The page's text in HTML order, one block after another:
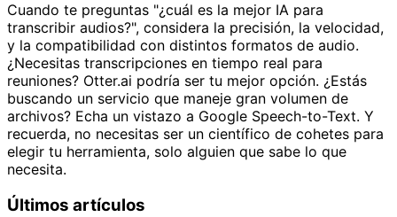
Cuando te preguntas "¿cuál es la mejor IA para
transcribir audios?", considera la precisión, la velocidad,
y la compatibilidad con distintos formatos de audio.
¿Necesitas transcripciones en tiempo real para
reuniones? Otter.ai podría ser tu mejor opción. ¿Estás
buscando un servicio que maneje gran volumen de
archivos? Echa un vistazo a Google Speech-to-Text. Y
recuerda, no necesitas ser un científico de cohetes para
elegir tu herramienta, solo alguien que sabe lo que
necesita.
Últimos artículos